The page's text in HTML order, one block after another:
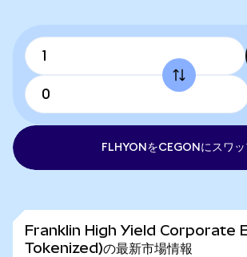
FLHYONをCEGONにスワッ
Franklin High Yield Corporate
Tokenized)の最新市場情報